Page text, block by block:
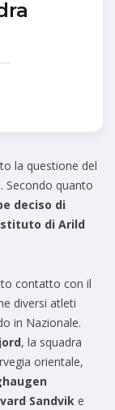
la questione del
Secondo quanto
deciso di
di Arild
contatto con il
diversi atleti
in Nazionale.
, la squadra
orientale,
Sandvik e